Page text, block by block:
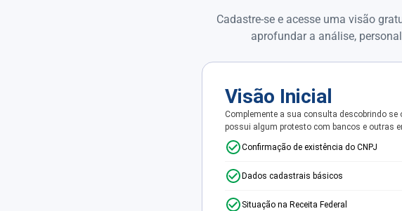
Cadastre-se e acesse uma visão
aprofundar a análise,
Visão Inicial
Complemente a sua consulta descobrindo se
possui algum protesto com bancos e outras
Confirmação de existência do CNPJ
Dados cadastrais básicos
Situação na Receita Federal